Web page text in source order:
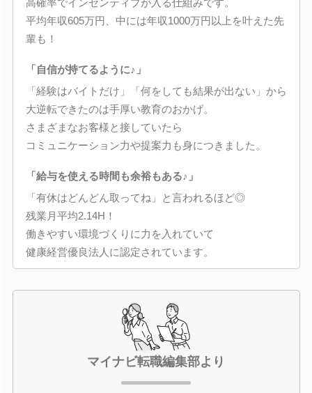
高確率でインセンティブが入る仕組みです。
平均年収605万円、中には年収1000万円以上を叶えた先
輩も！
「自信が持てるように♪」
「経験はバイトだけ」「何をしても結果が出ない」から
大逆転できたのは手厚い教育のおかげ。
さまざまなお客様と接していたら
コミュニケーション力や提案力も身につきました。
「給与を使える時間も余裕もある♪」
「有休はどんどん取ってね」と言われるほど◎
残業月平均2.14H！
働きやすい環境づくりに力を入れていて
健康経営優良法人に認定されています。
マイナビ転職編集部より